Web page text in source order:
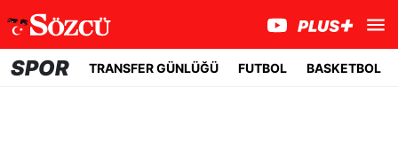
SPOR TRANSFER GÜNLÜĞÜ FUTBOL BASKETBOL